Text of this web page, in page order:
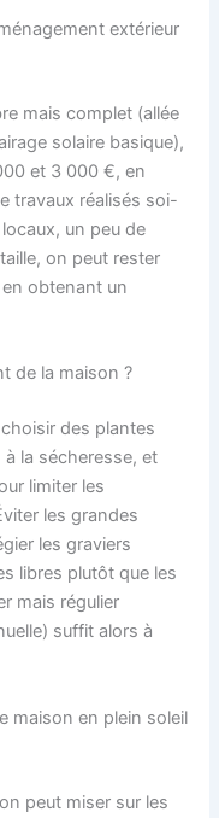
extérieur
mais complet (allée
solaire basique),
et 3 000 €, en
travaux réalisés soi-
un peu de
on peut rester
obtenant un
de la maison ?
choisir des plantes
la sécheresse, et
limiter les
les grandes
les graviers
libres plutôt que les
mais régulier
suffit alors à
maison en plein soleil
peut miser sur les